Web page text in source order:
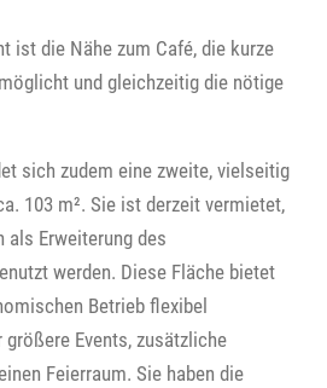
ist die Nähe zum Café, die kurze
und gleichzeitig die nötige
sich zudem eine zweite, vielseitig
103 m². Sie ist derzeit vermietet,
als Erweiterung des
werden. Diese Fläche bietet
Betrieb flexibel
Events, zusätzliche
Feierraum. Sie haben die